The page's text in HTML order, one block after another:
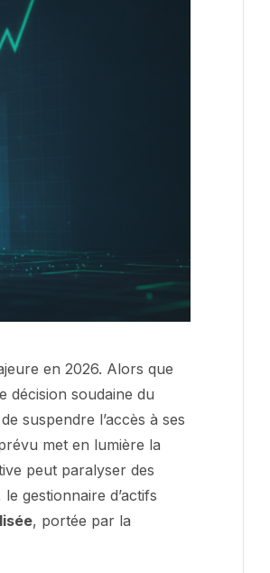
en 2026. Alors que
décision soudaine du
de suspendre l’accès à ses
met en lumière la
peut paralyser des
gestionnaire d’actifs
, portée par la